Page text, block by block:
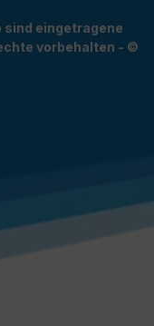
sind eingetragene
vorbehalten - ©